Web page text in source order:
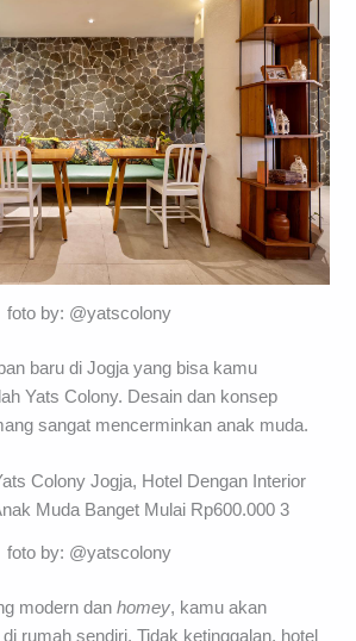
foto by: @yatscolony
baru di Jogja yang bisa kamu
Yats Colony. Desain dan konsep
sangat mencerminkan anak muda.
foto by: @yatscolony
modern danhomey, kamu akan
rumah sendiri. Tidak ketinggalan, hotel